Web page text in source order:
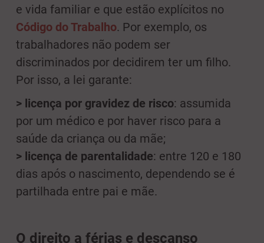
e vida familiar e que estão explícitos no
Código do Trabalho. Por exemplo, os
trabalhadores não podem ser
discriminados por decidirem ter um filho.
Por isso, a lei garante:
> licença por gravidez de risco: assumida
por um médico e por haver risco para a
saúde da criança ou da mãe;
> licença de parentalidade: entre 120 e 180
dias após o nascimento, dependendo se é
partilhada entre pai e mãe.
O direito a férias e descanso